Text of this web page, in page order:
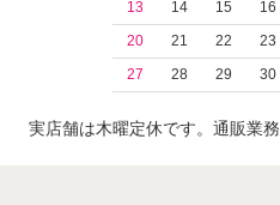
13
14 15 16
20
21 22 23
27
28 29 30
実店舗は木曜定休です。通販業務